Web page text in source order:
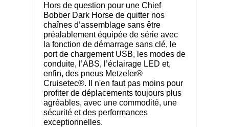
Hors de question pour une Chief
Bobber Dark Horse de quitter nos
chaînes d’assemblage sans être
préalablement équipée de série avec
la fonction de démarrage sans clé, le
port de chargement USB, les modes de
conduite, l’ABS, l’éclairage LED et,
enfin, des pneus Metzeler®
Cruisetec®. Il n'en faut pas moins pour
profiter de déplacements toujours plus
agréables, avec une commodité, une
sécurité et des performances
exceptionnelles.